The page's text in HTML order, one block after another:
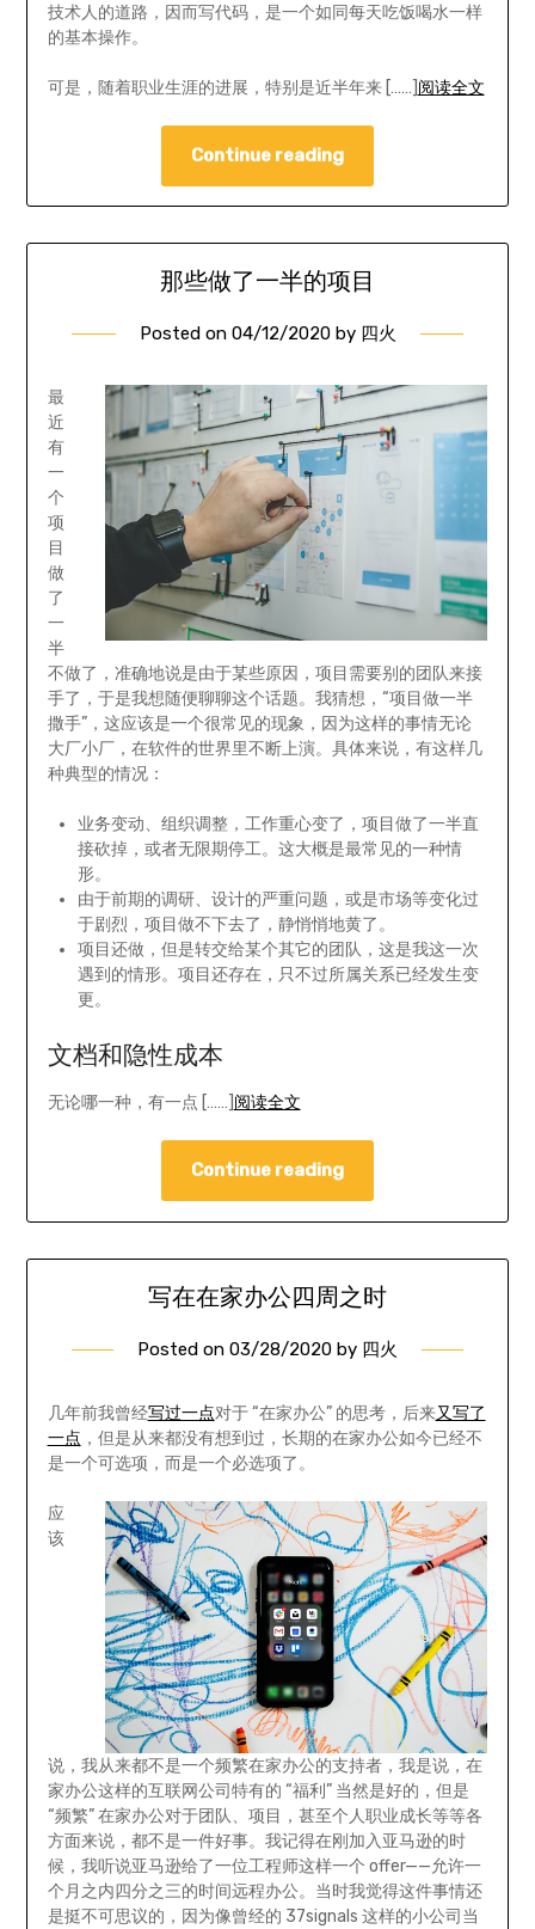
技术人的道路，因而写代码，是一个如同每天吃饭喝水一样
的基本操作。
可是，随着职业生涯的进展，特别是近半年来 [……] 阅读全文
Continue reading
那些做了一半的项目
Posted on 04/12/2020by 四火
最
近
有
一
个
项
目
做
了
一
半
不做了，准确地说是由于某些原因，项目需要别的团队来接
手了，于是我想随便聊聊这个话题。我猜想，“项目做一半
撒手”，这应该是一个很常见的现象，因为这样的事情无论
大厂小厂，在软件的世界里不断上演。具体来说，有这样几
种典型的情况：
业务变动、组织调整，工作重心变了，项目做了一半直
接砍掉，或者无限期停工。这大概是最常见的一种情
形。
由于前期的调研、设计的严重问题，或是市场等变化过
于剧烈，项目做不下去了，静悄悄地黄了。
项目还做，但是转交给某个其它的团队，这是我这一次
遇到的情形。项目还存在，只不过所属关系已经发生变
更。
文档和隐性成本
无论哪一种，有一点 [……] 阅读全文
Continue reading
写在在家办公四周之时
Posted on 03/28/2020 by 四火
几年前我曾经写过一点对于 “在家办公” 的思考，后来又写了
一点 ，但是从来都没有想到过，长期的在家办公如今已经不
是一个可选项，而是一个必选项了。
应
该
说，我从来都不是一个频繁在家办公的支持者，我是说，在
家办公这样的互联网公司特有的 “福利” 当然是好的，但是
“频繁” 在家办公对于团队、项目，甚至个人职业成长等等各
方面来说，都不是一件好事。我记得在刚加入亚马逊的时
候，我听说亚马逊给了一位工程师这样一个 offer——允许一
个月之内四分之三的时间远程办公。当时我觉得这件事情还
是挺不可思议的，因为像曾经的 37signals 这样的小公司当